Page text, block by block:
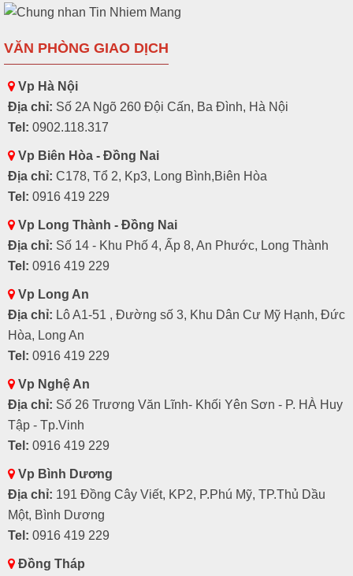
VĂN PHÒNG GIAO DỊCH
Vp Hà Nội
Địa chỉ: Số 2A Ngõ 260 Đội Cấn, Ba Đình, Hà Nội
Tel: 0902.118.317
Vp Biên Hòa - Đồng Nai
Địa chỉ: C178, Tổ 2, Kp3, Long Bình,Biên Hòa
Tel: 0916 419 229
Vp Long Thành - Đồng Nai
Địa chỉ: Số 14 - Khu Phố 4, Ấp 8, An Phước, Long Thành
Tel: 0916 419 229
Vp Long An
Địa chỉ: Lô A1-51 , Đường số 3, Khu Dân Cư Mỹ Hạnh, Đức
Hòa, Long An
Tel: 0916 419 229
Vp Nghệ An
Địa chỉ: Số 26 Trương Văn Lĩnh- Khối Yên Sơn - P. HÀ Huy
Tập - Tp.Vinh
Tel: 0916 419 229
Vp Bình Dương
Địa chỉ: 191 Đồng Cây Viết, KP2, P.Phú Mỹ, TP.Thủ Dầu
Một, Bình Dương
Tel: 0916 419 229
Đồng Tháp